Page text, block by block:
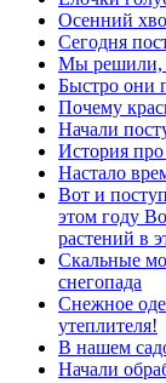
Осенний
Сегодня
Мы решили,
Быстро они
Почему
Начали
История про
Настало
Вот и
этом году
растений в
Скальные
снегопада
Снежное
утеплителя!
В нашем
Начали